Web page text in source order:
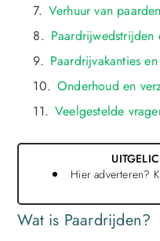
Wat is Paardrijden?
Hier adverteren?